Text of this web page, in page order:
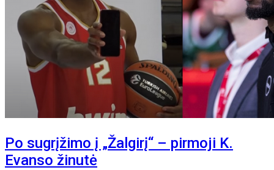
Po sugrįžimo į „Žalgirį“ – pirmoji K.
Evanso žinutė